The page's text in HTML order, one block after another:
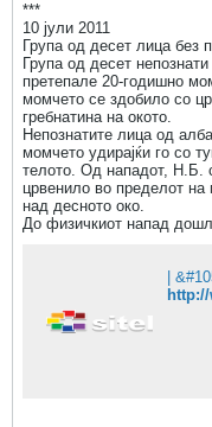
072;
***
10 јули 2011
Група од десет лица без
Група од десет
претепале 20-годишно
момчето се здобило со
гребнатина на окото.
Непознатите лица од
момчето удирајќи го со
телото. Од нападот, Н.Б.
црвенило во пределот на
над десното око.
До физичкиот напад